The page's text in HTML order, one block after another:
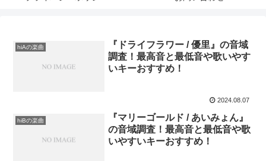
hiAの楽曲
『ドライフラワー / 優里』の音域
調査！最高音と最低音や歌いやす
いキーおすすめ！
2024.08.07
hiBの楽曲
『マリーゴールド / あいみょん』
の音域調査！最高音と最低音や歌
いやすいキーおすすめ！